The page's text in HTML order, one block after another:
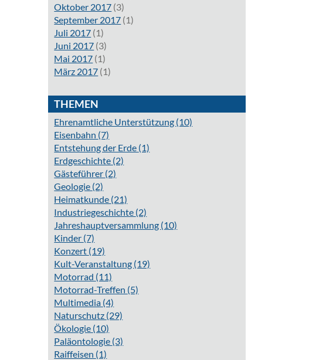
Oktober 2017 (3)
September 2017 (1)
Juli 2017 (1)
Juni 2017 (3)
Mai 2017 (1)
März 2017 (1)
THEMEN
Ehrenamtliche Unterstützung (10)
Eisenbahn (7)
Entstehung der Erde (1)
Erdgeschichte (2)
Gästeführer (2)
Geologie (2)
Heimatkunde (21)
Industriegeschichte (2)
Jahreshauptversammlung (10)
Kinder (7)
Konzert (19)
Kult-Veranstaltung (19)
Motorrad (11)
Motorrad-Treffen (5)
Multimedia (4)
Naturschutz (29)
Ökologie (10)
Paläontologie (3)
Raiffeisen (1)